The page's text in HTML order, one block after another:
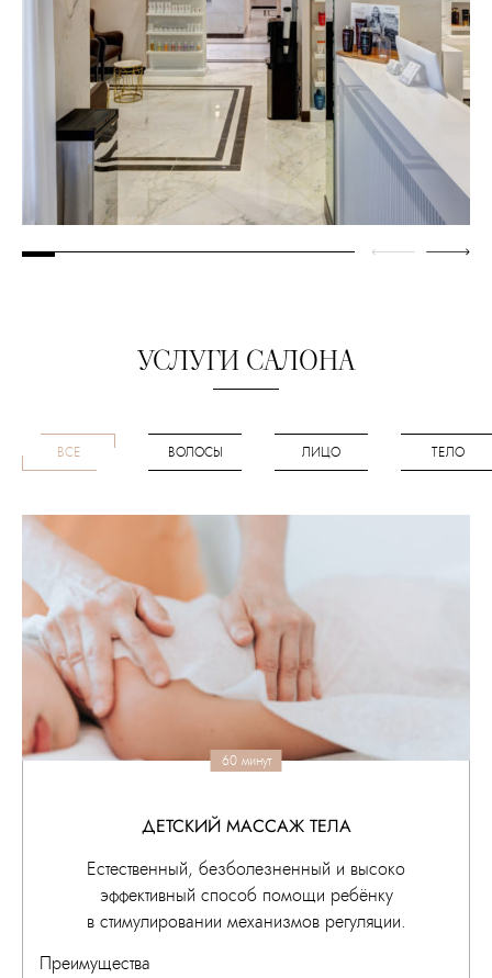
УСЛУГИ САЛОНА
ВСЕ ВОЛОСЫ ЛИЦО ТЕЛО
60 минут
ДЕТСКИЙ МАССАЖ ТЕЛА
Естественный, безболезненный и высоко
эффективный способ помощи ребёнку
в стимулировании механизмов регуляции.
Преимущества